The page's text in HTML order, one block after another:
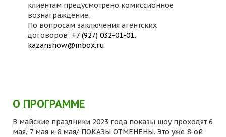
клиентам предусмотрено комиссионное
вознаграждение.
По вопросам заключения агентских
договоров: +7 (927) 032-01-01,
kazanshow@inbox.ru
О ПРОГРАММЕ
В майские праздники 2023 года показы шоу проходят 6
мая, 7 мая и 8 мая/ ПОКАЗЫ ОТМЕНЕНЫ. Это уже 8-ой